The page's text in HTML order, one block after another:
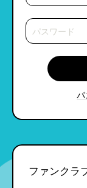
ファンクラ